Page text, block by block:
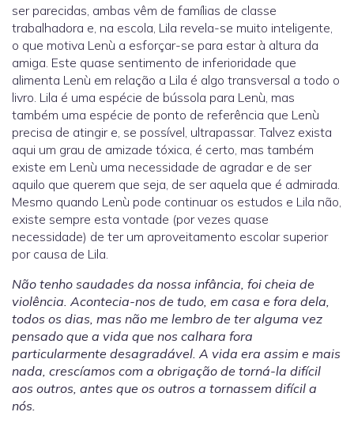
ser parecidas, ambas vêm de famílias de classe
trabalhadora e, na escola, Lila revela-se muito inteligente,
o que motiva Lenù a esforçar-se para estar à altura da
amiga. Este quase sentimento de inferioridade que
alimenta Lenù em relação a Lila é algo transversal a todo o
livro. Lila é uma espécie de bússola para Lenù, mas
também uma espécie de ponto de referência que Lenù
precisa de atingir e, se possível, ultrapassar. Talvez exista
aqui um grau de amizade tóxica, é certo, mas também
existe em Lenù uma necessidade de agradar e de ser
aquilo que querem que seja, de ser aquela que é admirada.
Mesmo quando Lenù pode continuar os estudos e Lila não,
existe sempre esta vontade (por vezes quase
necessidade) de ter um aproveitamento escolar superior
por causa de Lila.
Não tenho saudades da nossa infância, foi cheia de
violência. Acontecia-nos de tudo, em casa e fora dela,
todos os dias, mas não me lembro de ter alguma vez
pensado que a vida que nos calhara fora
particularmente desagradável. A vida era assim e mais
nada, crescíamos com a obrigação de torná-la difícil
aos outros, antes que os outros a tornassem difícil a
nós.